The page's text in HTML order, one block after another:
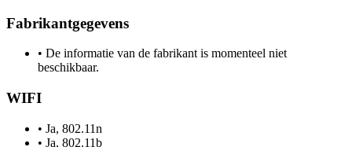
Fabrikantgegevens
• De informatie van de fabrikant is momenteel niet
beschikbaar.
WIFI
• Ja, 802.11n
• Ja, 802.11b